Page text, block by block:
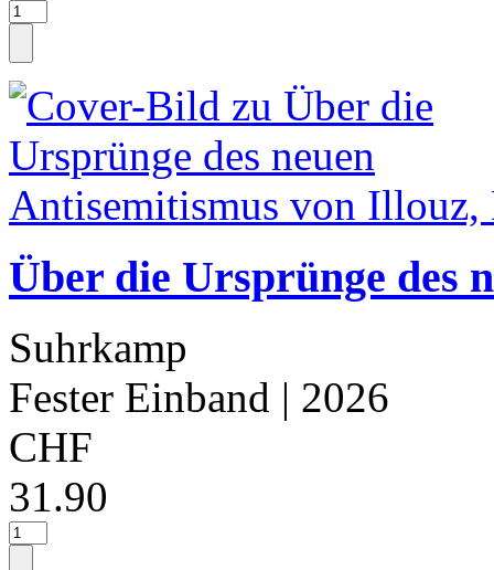
Über die Ursprünge des
Suhrkamp
Fester Einband | 2026
CHF
31.90